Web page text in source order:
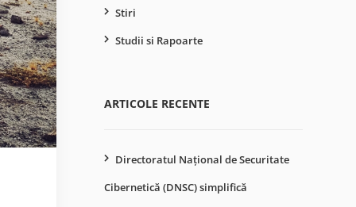
Stiri
Studii si Rapoarte
ARTICOLE RECENTE
Directoratul Național de Securitate
Cibernetică (DNSC) simplifică